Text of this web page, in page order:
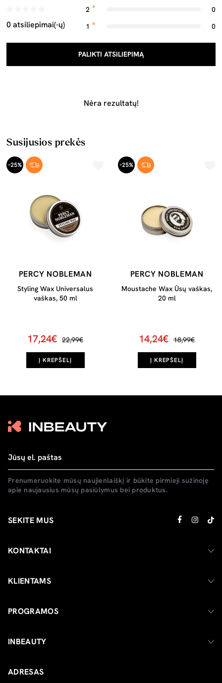
0 atsiliepimai(-ų)
2
0
1
0
PALIKTI ATSILIEPIMĄ
Nėra rezultatų!
Susijusios prekės
-25%
PERCY NOBLEMAN
Styling Wax Universalus
vaškas, 50 ml
17,24€ 22,99€
Į KREPŠELĮ
-25%
PERCY NOBLEMAN
Moustache Wax Ūsų vaškas,
20 ml
14,24€ 18,99€
Į KREPŠELĮ
Prenumeruokite mūsų naujienlaiškį ir būkite pirmieji sužinoję
apie naujausius mūsų pasiūlymus bei produktus.
SEKITE MUS
KONTAKTAI
KLIENTAMS
PROGRAMOS
INBEAUTY
ADRESAS